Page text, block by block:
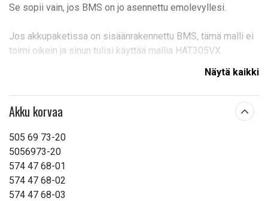
Se sopii vain, jos BMS on jo asennettu emolevyllesi.
Jos akkupaketissa on sisäänrakennettu BMS, tämä malli ei
toimi oikein ja sinun tulisi käyttää mallia HAT305VX.
Kapasiteetti:
Näytä kaikki
Akku korvaa
505 69 73-20
5056973-20
574 47 68-01
574 47 68-02
574 47 68-03